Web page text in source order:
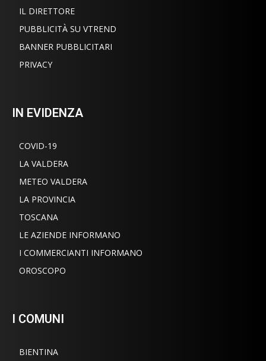
IL DIRETTORE
PUBBLICITÀ SU VTREND
BANNER PUBBLICITARI
PRIVACY
IN EVIDENZA
COVID-19
LA VALDERA
METEO VALDERA
LA PROVINCIA
TOSCANA
LE AZIENDE INFORMANO
I COMMERCIANTI INFORMANO
OROSCOPO
I COMUNI
BIENTINA